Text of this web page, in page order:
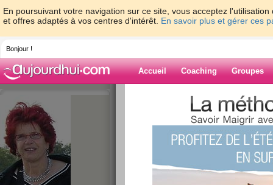
En poursuivant votre navigation sur ce site, vous acceptez
et offres adaptés à vos centres d'intérêt. En savoir plus et gérer ces
Bonjour !
Accueil Coaching Groupes
> >
Blog de krist31
Aujourd'hui, pas